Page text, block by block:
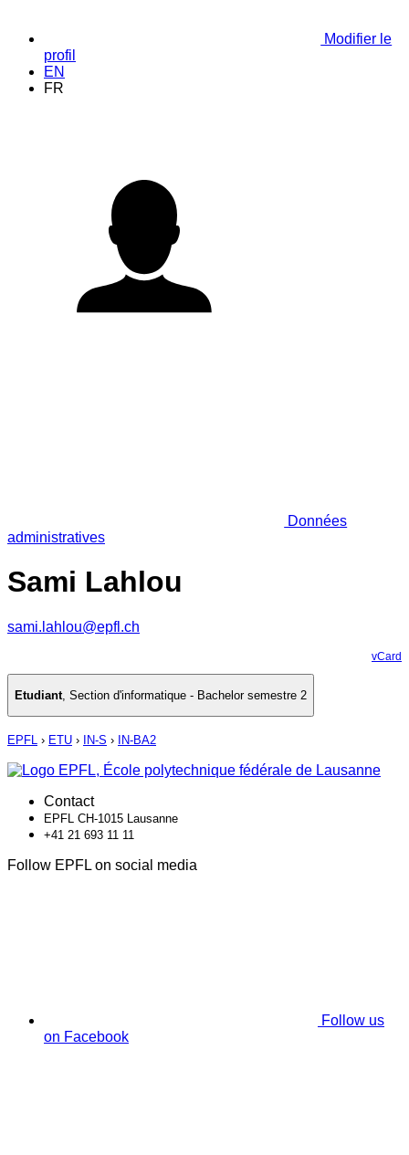
Modifier le
profil
EN
FR
Données
administratives
Sami Lahlou
sami.lahlou@epfl.ch
vCard
Etudiant, Section d'informatique - Bachelor semestre 2
EPFL › ETU › IN-S › IN-BA2
Contact
EPFL CH-1015 Lausanne
+41 21 693 11 11
Follow EPFL on social media
Follow us
on Facebook